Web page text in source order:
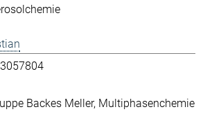
Backes Meller Multiphasenchemie